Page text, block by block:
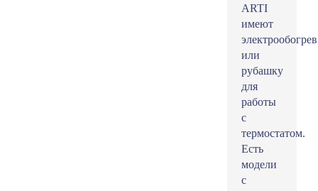
ARTI
имеют
электрообогрев
или
рубашку
для
работы
с
термостатом.
Есть
модели
с